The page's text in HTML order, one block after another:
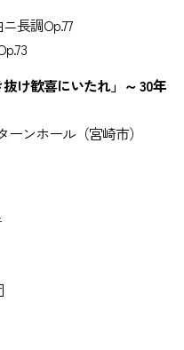
長調Op.77
け歓喜にいたれ」～ 30年
ーンホール（宮崎市）